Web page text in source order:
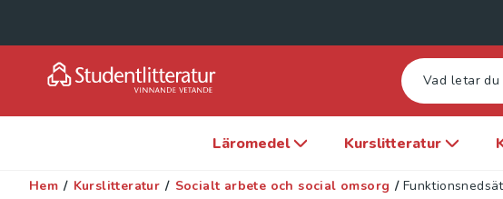
Läromedel Kurslitteratur
Hem / Kurslitteratur / Socialt arbete och social omsorg /